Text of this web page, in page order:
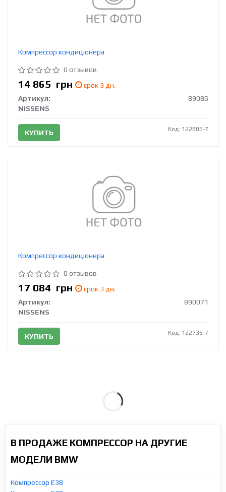
Компрессор кондиціонера
0 отзывов
14 865 грн
срок 3 дн.
Артикул:
89086
NISSENS
КУПИТЬ Код: 122805-7
Компрессор кондиціонера
0 отзывов
17 084 грн
срок 3 дн.
Артикул:
890071
NISSENS
КУПИТЬ Код: 122736-7
В ПРОДАЖЕ КОМПРЕССОР НА ДРУГИЕ
МОДЕЛИ BMW
Компрессор E38